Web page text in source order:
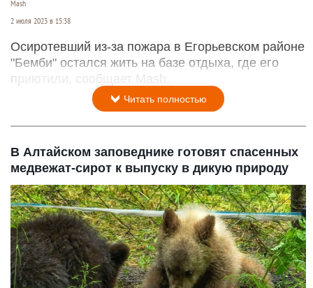
Mash
2 июля 2023 в 15:38
Осиротевший из-за пожара в Егорьевском районе
"Бемби" остался жить на базе отдыха, где его
приютили, сообщает Mash.
Читать полностью
В Алтайском заповеднике готовят спасенных
медвежат-сирот к выпуску в дикую природу